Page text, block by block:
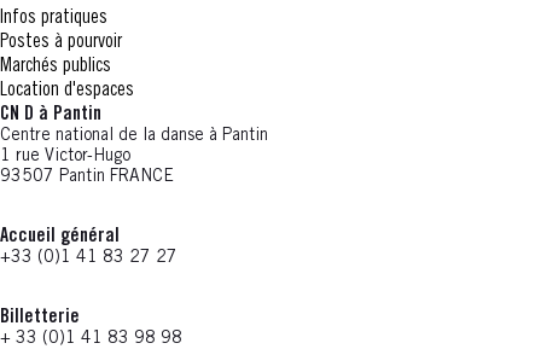
Infos pratiques
Postes à pourvoir
Marchés publics
Location d'espaces
CN D à Pantin
Centre national de la danse à Pantin
1 rue Victor-Hugo
93507 Pantin FRANCE
Accueil général
+33 (0)1 41 83 27 27
Billetterie
+ 33 (0)1 41 83 98 98